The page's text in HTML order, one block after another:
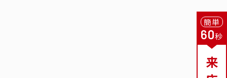
簡単
60秒
来